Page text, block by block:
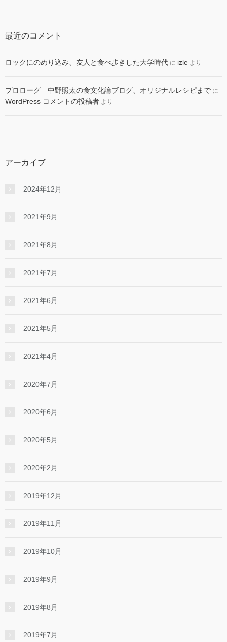
最近のコメント
ロックにのめり込み、友人と食べ歩きした大学時代 に izle より
プロローグ 中野照太の食文化論ブログ、オリジナルレシピまで に
WordPress コメントの投稿者 より
アーカイブ
2024年12月
2021年9月
2021年8月
2021年7月
2021年6月
2021年5月
2021年4月
2020年7月
2020年6月
2020年5月
2020年2月
2019年12月
2019年11月
2019年10月
2019年9月
2019年8月
2019年7月